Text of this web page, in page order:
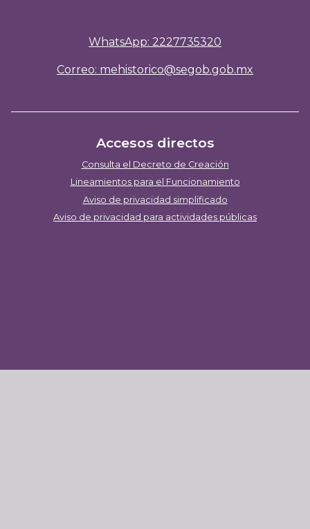
WhatsApp: 2227735320
Correo: mehistorico@segob.gob.mx
Accesos directos
Consulta el Decreto de Creación
Lineamientos para el Funcionamiento
Aviso de privacidad simplificado
Aviso de privacidad para actividades públicas